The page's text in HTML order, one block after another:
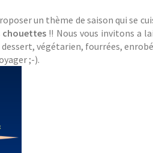
un thème de saison qui se
chouettes !! Nous vous invitons a
végétarien, fourrées,
;-).